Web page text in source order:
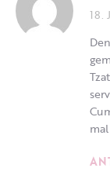
18.